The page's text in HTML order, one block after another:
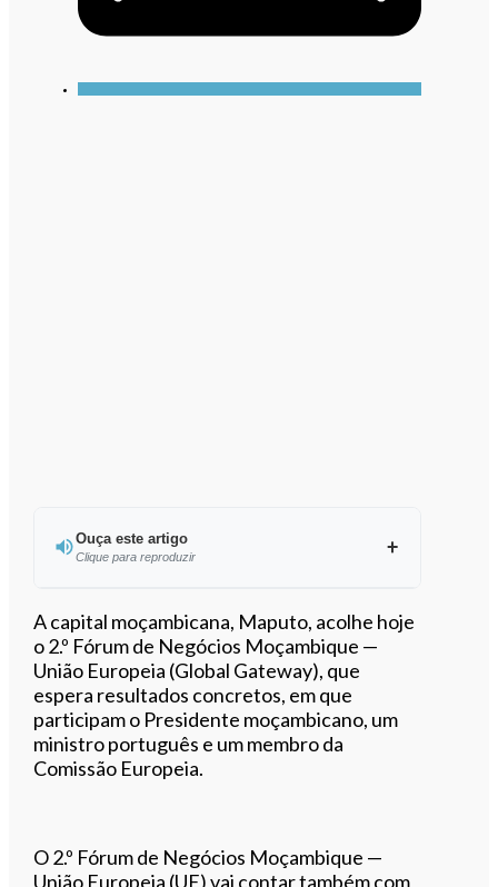
Ouça este artigo
Clique para reproduzir
Ouvir este artigo
A capital moçambicana, Maputo, acolhe hoje
o 2.º Fórum de Negócios Moçambique —
União Europeia (Global Gateway), que
espera resultados concretos, em que
participam o Presidente moçambicano, um
ministro português e um membro da
Comissão Europeia.
O 2.º Fórum de Negócios Moçambique —
União Europeia (UE) vai contar também com